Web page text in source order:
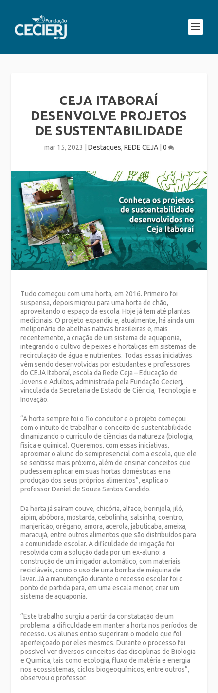
CEJA ITABORAÍ
DESENVOLVE PROJETOS
DE SUSTENTABILIDADE
mar 15, 2023 Destaques, REDE CEJA| 0
Tudo começou com uma horta, em 2016. Primeiro foi
suspensa, depois migrou para uma horta de chão,
aproveitando o espaço da escola. Hoje já tem até plantas
medicinais. O projeto expandiu e, atualmente, há ainda um
meliponário de abelhas nativas brasileiras e, mais
recentemente, a criação de um sistema de aquaponia,
integrando o cultivo de peixes e hortaliças em sistemas de
recirculação de água e nutrientes. Todas essas iniciativas
vêm sendo desenvolvidas por estudantes e professores
do CEJA Itaboraí, escola da Rede Ceja – Educação de
Jovens e Adultos, administrada pela Fundação Cecierj,
vinculada da Secretaria de Estado de Ciência, Tecnologia e
Inovação.
“A horta sempre foi o fio condutor e o projeto começou
com o intuito de trabalhar o conceito de sustentabilidade
dinamizando o currículo de ciências da natureza (biologia,
física e química). Queremos, com essas iniciativas,
aproximar o aluno do semipresencial com a escola, que ele
se sentisse mais próximo, além de ensinar conceitos que
pudessem aplicar em suas hortas domésticas e na
produção dos seus próprios alimentos”, explica o
professor Daniel de Souza Santos Candido.
Da horta já saíram couve, chicória, alface, berinjela, jiló,
aipim, abóbora, mostarda, cebolinha, salsinha, coentro,
manjericão, orégano, amora, acerola, jabuticaba, ameixa,
maracujá, entre outros alimentos que são distribuídos para
a comunidade escolar. A dificuldade de irrigação foi
resolvida com a solução dada por um ex-aluno: a
construção de um irrigador automático, com materiais
recicláveis, como o uso de uma bomba de máquina de
lavar. Já a manutenção durante o recesso escolar foi o
ponto de partida para, em uma escala menor, criar um
sistema de aquaponia.
“Este trabalho surgiu a partir da constatação de um
problema: a dificuldade em manter a horta nos períodos de
recesso. Os alunos então sugeriram o modelo que foi
aperfeiçoado por eles mesmos. Durante o processo foi
possível ver diversos conceitos das disciplinas de Biologia
e Química, tais como ecologia, fluxo de matéria e energia
nos ecossistemas, ciclos biogeoquímicos, entre outros”,
observou o professor.